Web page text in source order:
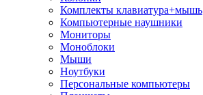
Комплекты клавиатура+мышь
Компьютерные наушники
Мониторы
Моноблоки
Мыши
Ноутбуки
Персональные компьютеры